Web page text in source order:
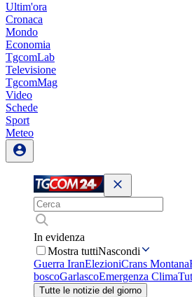
Ultim'ora
Cronaca
Mondo
Economia
TgcomLab
Televisione
TgcomMag
Video
Schede
Sport
Meteo
In evidenza
Mostra tuttiNascondi
Guerra IranElezioniCrans Montana
boscoGarlascoEmergenza Clima
Tutte le notizie del giorno